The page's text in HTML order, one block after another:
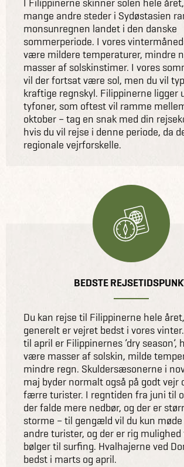
I Filippinerne skinner solen hele
mange andre steder i Sydøstasien
monsunregnen landet i den danske
sommerperiode. I vores
være mildere temperaturer, mindre
masser af solskinstimer. I vores
vil der fortsat være sol, men du vil
kraftige regnskyl. Filippinerne ligger
tyfoner, som oftest vil ramme
oktober – tag en snak med din
hvis du vil rejse i denne periode, da
regionale vejrforskelle.
BEDSTE
Du kan rejse til Filippinerne hele
generelt er vejret bedst i vores
til april er Filippinernes ’dry season’,
være masser af solskin, milde
mindre regn. Skuldersæsonerne i
maj byder normalt også på godt vejr
færre turister. I regntiden fra juni til
der falde mere nedbør, og der er
storme – til gengæld vil du kun
andre turister, og der er rig mulighed
bølger til surfing. Hvalhajerne ved
bedst i marts og april.